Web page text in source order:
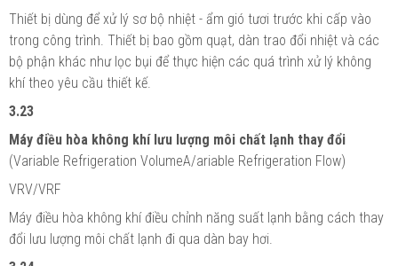
Thiết bị dùng để xử lý sơ bộ nhiệt - ẩm gió tươi trước khi cấp vào
trong công trình. Thiết bị bao gồm quạt, dàn trao đổi nhiệt và các
bộ phận khác như lọc bụi để thực hiện các quá trình xử lý không
khí theo yêu cầu thiết kế.
3.23
Máy điều hòa không khí lưu lượng môi chất lạnh thay đổi
(Variable Refrigeration VolumeA/ariable Refrigeration Flow)
VRV/VRF
Máy điều hòa không khí điều chỉnh năng suất lạnh bằng cách thay
đổi lưu lượng môi chất lạnh đi qua dàn bay hơi.